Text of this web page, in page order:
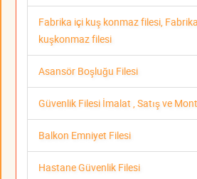
Fabrika içi kuş konmaz filesi,
kuşkonmaz filesi
Asansör Boşluğu Filesi
Güvenlik Filesi İmalat , Satış ve
Balkon Emniyet Filesi
Hastane Güvenlik Filesi